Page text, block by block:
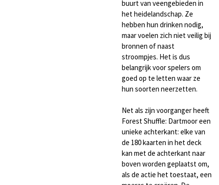
buurt van veengebieden in
het heidelandschap. Ze
hebben hun drinken nodig,
maar voelen zich niet veilig bij
bronnen of naast
stroompjes. Het is dus
belangrijk voor spelers om
goed op te letten waar ze
hun soorten neerzetten.
Net als zijn voorganger heeft
Forest Shuffle: Dartmoor een
unieke achterkant: elke van
de 180 kaarten in het deck
kan met de achterkant naar
boven worden geplaatst om,
als de actie het toestaat, een